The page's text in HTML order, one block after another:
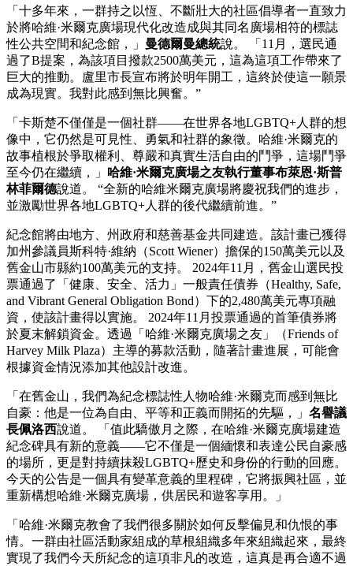
「十多年來，一群持之以恆、不斷壯大的社區倡導者一直致力
於將哈維·米爾克廣場現代化改造成與其同名廣場相符的標誌
性公共空間和紀念館，」 曼德爾曼總統說。 「11月，選民通
過了B提案，為該項目撥款2500萬美元，這為這項工作帶來了
巨大的推動。盧里市長宣布將於明年開工，這終於使這一願景
成為現實。我對此感到無比興奮。”
「卡斯楚不僅僅是一個社群——在世界各地LGBTQ+人群的想
像中，它仍然是可見性、勇氣和社群的象徵。哈維·米爾克的
故事植根於爭取權利、尊嚴和真實生活自由的鬥爭，這場鬥爭
至今仍在繼續，」 哈維·米爾克廣場之友執行董事布萊恩·斯普
林菲爾德說道。 “全新的哈維米爾克廣場將慶祝我們的進步，
並激勵世界各地LGBTQ+人群的後代繼續前進。”
紀念館將由地方、州政府和慈善基金共同建造。該計畫已獲得
加州參議員斯科特·維納（Scott Wiener）擔保的150萬美元以及
舊金山市縣約100萬美元的支持。 2024年11月，舊金山選民投
票通過了「健康、安全、活力」一般責任債券（Healthy, Safe,
and Vibrant General Obligation Bond）下的2,480萬美元專項融
資，使該計畫得以實施。 2024年11月投票通過的首筆債券將
於夏末解鎖資金。透過「哈維·米爾克廣場之友」（Friends of
Harvey Milk Plaza）主導的募款活動，隨著計畫進展，可能會
根據資金情況添加其他設計改進。
「在舊金山，我們為紀念標誌性人物哈維·米爾克而感到無比
自豪：他是一位為自由、平等和正義而開拓的先驅，」 名譽議
長佩洛西說道。 「值此驕傲月之際，在哈維·米爾克廣場建造
紀念碑具有新的意義——它不僅是一個緬懷和表達公民自豪感
的場所，更是對持續抹殺LGBTQ+歷史和身份的行動的回應。
今天的公告是一個具有變革意義的里程碑，它將振興社區，並
重新構想哈維·米爾克廣場，供居民和遊客享用。」
「哈維·米爾克教會了我們很多關於如何反擊偏見和仇恨的事
情。一群由社區活動家組成的草根組織多年來組織起來，最終
實現了我們今天所紀念的這項非凡的改造，這真是再合適不過